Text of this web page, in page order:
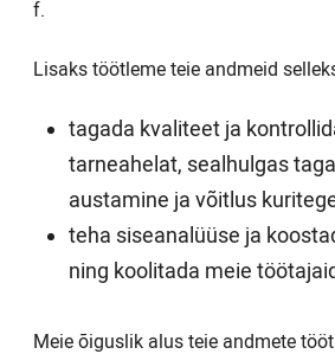
f.
Lisaks töötleme teie andmeid
tagada kvaliteet ja
tarneahelat, sealhulgas
austamine ja võitlus
teha siseanalüüse ja
ning koolitada meie
Meie õiguslik alus teie andmete